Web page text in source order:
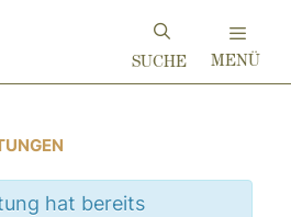
MENÜ
hat bereits